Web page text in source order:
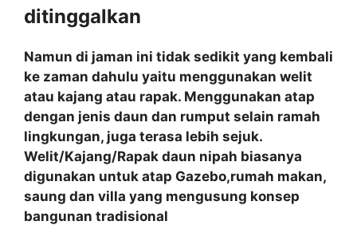
ditinggalkan
Namun di jaman ini tidak sedikit yang kembali
ke zaman dahulu yaitu menggunakan welit
atau kajang atau rapak. Menggunakan atap
dengan jenis daun dan rumput selain ramah
lingkungan, juga terasa lebih sejuk.
Welit/Kajang/Rapak daun nipah biasanya
digunakan untuk atap Gazebo,rumah makan,
saung dan villa yang mengusung konsep
bangunan tradisional